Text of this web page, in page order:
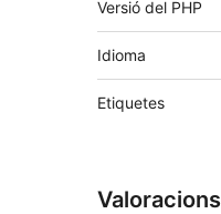
Versió del PHP
Idioma
Etiquetes
Valoracions